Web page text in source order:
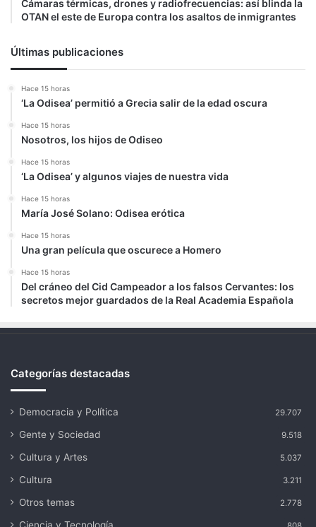
Cámaras térmicas, drones y radiofrecuencias: así blinda la
OTAN el este de Europa contra los asaltos de inmigrantes
Últimas publicaciones
Hace 15 horas
‘La Odisea’ permitió a Grecia salir de la edad oscura
Hace 15 horas
Nosotros, los hijos de Odiseo
Hace 15 horas
‘La Odisea’ y algunos viajes de nuestra vida
Hace 15 horas
María José Solano: Odisea erótica
Hace 15 horas
Una gran película que oscurece a Homero
Hace 15 horas
Del cráneo del Cid Campeador a los falsos Cervantes: los
secretos mejor guardados de la Real Academia Española
Categorías destacadas
Democracia y Política 29.707
Gente y Sociedad 9.518
Cultura y Artes 5.037
Cultura 3.211
Otros temas 2.778
Ciencia y Tecnología